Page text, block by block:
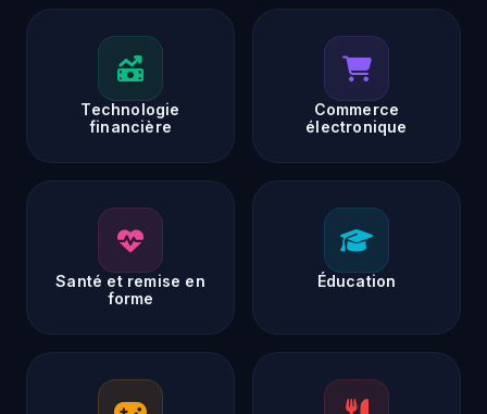
Technologie
financière
Commerce
électronique
Santé et remise en
forme
Éducation